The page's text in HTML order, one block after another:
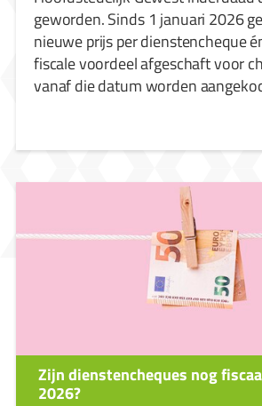
geworden. Sinds 1 januari 2026
nieuwe prijs per dienstencheque
fiscale voordeel afgeschaft voor
vanaf die datum worden
Zijn dienstencheques nog
2026?